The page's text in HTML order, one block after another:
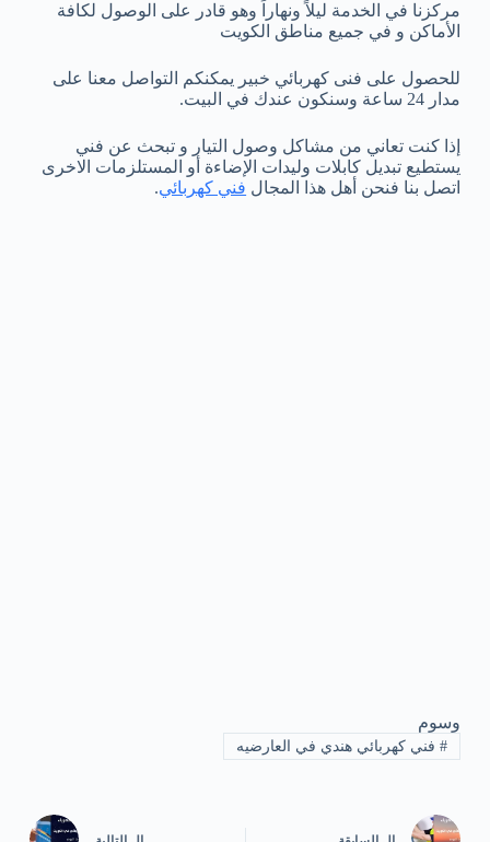
مركزنا في الخدمة ليلاً ونهاراً وهو قادر على الوصول لكافة
الأماكن و في جميع مناطق الكويت
للحصول على فنى كهربائي خبير يمكنكم التواصل معنا على
مدار 24 ساعة وسنكون عندك في البيت.
إذا كنت تعاني من مشاكل وصول التيار و تبحث عن فني
يستطيع تبديل كابلات وليدات الإضاءة أو المستلزمات الاخرى
اتصل بنا فنحن أهل هذا المجال فني كهربائي.
وسوم
#فني كهربائي هندي في العارضيه